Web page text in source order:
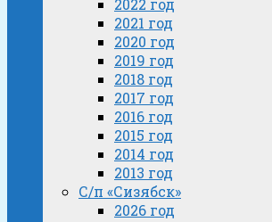
2022 год
2021 год
2020 год
2019 год
2018 год
2017 год
2016 год
2015 год
2014 год
2013 год
С/п «Сизябск»
2026 год